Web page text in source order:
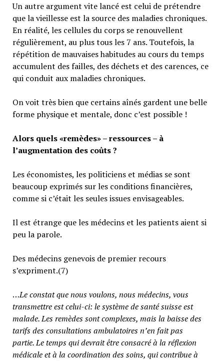
Un autre argument vite lancé est celui de prétendre
que la vieillesse est la source des maladies chroniques.
En réalité, les cellules du corps se renouvellent
régulièrement, au plus tous les 7 ans. Toutefois, la
répétition de mauvaises habitudes au cours du temps
accumulent des failles, des déchets et des carences, ce
qui conduit aux maladies chroniques.
On voit très bien que certains aînés gardent une belle
forme physique et mentale, donc c’est possible !
Alors quels «remèdes» – ressources – à
l’augmentation des coûts ?
Les économistes, les politiciens et médias se sont
beaucoup exprimés sur les conditions financières,
comme si c’était les seules issues envisageables.
Il est étrange que les médecins et les patients aient si
peu la parole.
Des médecins genevois de premier recours
s’expriment.(7)
…Le constat que nous voulons, nous médecins, vous
transmettre est celui-ci: le système de santé suisse est
malade. Les remèdes sont complexes, mais la baisse des
tarifs des consultations ambulatoires n’en fait pas
partie.Le temps qui devrait être consacré à la réflexion
médicale et à la coordination des soins, qui contribue à